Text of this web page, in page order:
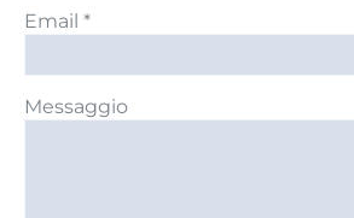
Email *
Messaggio